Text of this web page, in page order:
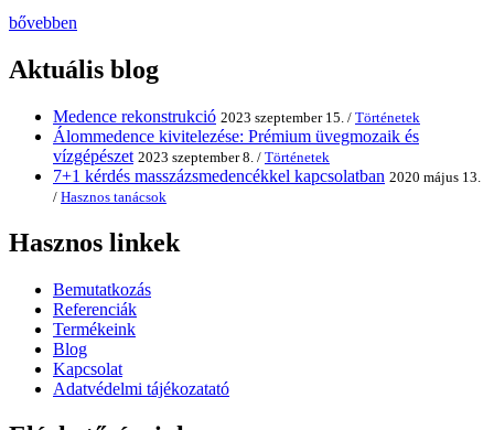
bővebben
Aktuális blog
Medence rekonstrukció 2023 szeptember 15. / Történetek
Álommedence kivitelezése: Prémium üvegmozaik és
vízgépészet 2023 szeptember 8. / Történetek
7+1 kérdés masszázsmedencékkel kapcsolatban 2020 május 13.
/ Hasznos tanácsok
Hasznos linkek
Bemutatkozás
Referenciák
Termékeink
Blog
Kapcsolat
Adatvédelmi tájékozatató